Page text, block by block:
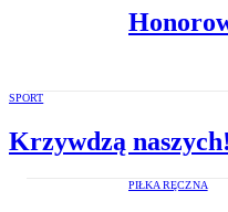
SPORT
Krzywdzą naszych!
PIŁKA RĘCZNA